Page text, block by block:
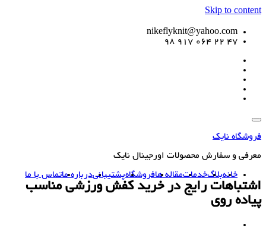
Skip to content
nikeflyknit@yahoo.com
47 22 064 917 98
فروشگاه نایک
معرفی و سفارش محصولات اورجینال نایک
خانهبلاگخدماتمقاله هافروشگاهپشتیبانیدرباره ماتماس با ما
اشتباهات رایج در خرید کفش ورزشی مناسب
پیاده روی